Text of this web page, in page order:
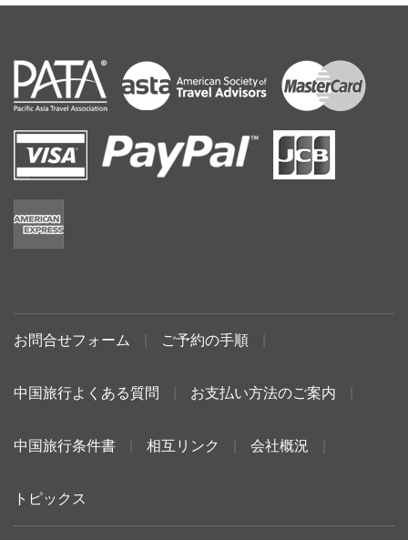
お問合せフォーム ご予約の手順
中国旅行よくある質問 お支払い方法のご案内
中国旅行条件書 相互リンク 会社概況
トピックス